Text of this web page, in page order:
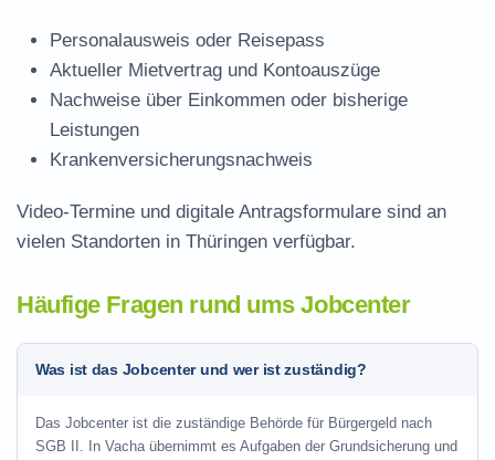
Personalausweis oder Reisepass
Aktueller Mietvertrag und Kontoauszüge
Nachweise über Einkommen oder bisherige
Leistungen
Krankenversicherungsnachweis
Video-Termine und digitale Antragsformulare sind an
vielen Standorten in Thüringen verfügbar.
Häufige Fragen rund ums Jobcenter
Was ist das Jobcenter und wer ist zuständig?
Das Jobcenter ist die zuständige Behörde für Bürgergeld nach
SGB II. In Vacha übernimmt es Aufgaben der Grundsicherung und